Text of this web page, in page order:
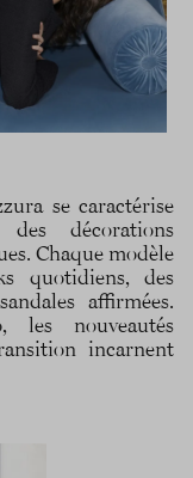
se caractérise
décorations
Chaque modèle
quotidiens, des
affirmées.
les nouveautés
incarnent